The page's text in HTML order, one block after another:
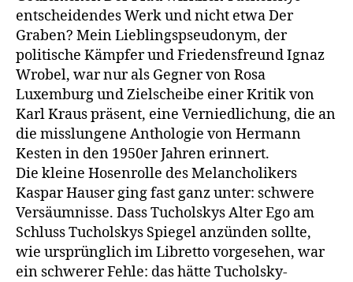
entscheidendes Werk und nicht etwa Der
Graben? Mein Lieblingspseudonym, der
politische Kämpfer und Friedensfreund Ignaz
Wrobel, war nur als Gegner von Rosa
Luxemburg und Zielscheibe einer Kritik von
Karl Kraus präsent, eine Verniedlichung, die an
die misslungene Anthologie von Hermann
Kesten in den 1950er Jahren erinnert.
Die kleine Hosenrolle des Melancholikers
Kaspar Hauser ging fast ganz unter: schwere
Versäumnisse. Dass Tucholskys Alter Ego am
Schluss Tucholskys Spiegel anzünden sollte,
wie ursprünglich im Libretto vorgesehen, war
ein schwerer Fehle: das hätte Tucholsky-